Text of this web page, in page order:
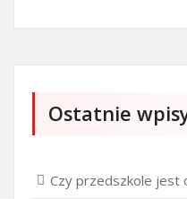
Ostatnie
Czy przedszkole jest